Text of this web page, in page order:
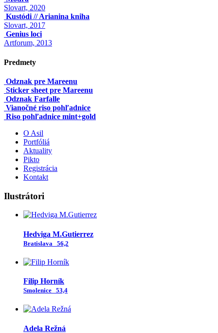
Slovart, 2020
Kustódi // Arianina kniha
Slovart, 2017
Genius loci
Artforum, 2013
Predmety
Odznak pre Mareenu
Sticker sheet pre Mareenu
Odznak Farfalle
Vianočné riso pohľadnice
Riso pohľadnice mint+gold
O Asil
Portfóliá
Aktuality
Pikto
Registrácia
Kontakt
Ilustrátori
Hedviga M.Gutierrez
Bratislava 56,2
Filip Horník
Smolenice 53,4
Adela Režná